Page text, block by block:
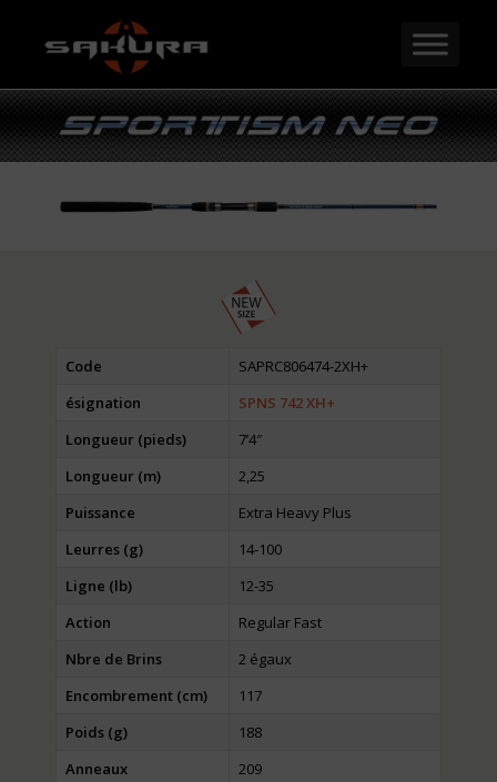
Code
SAPRC806474-2XH+
ésignation
SPNS 742 XH+
Longueur (pieds)
7’4″
Longueur (m)
2,25
Puissance
Extra Heavy Plus
Leurres (g)
14-100
Ligne (lb)
12-35
Action
Regular Fast
Nbre de Brins
2 égaux
Encombrement (cm)
117
Poids (g)
188
Anneaux
209